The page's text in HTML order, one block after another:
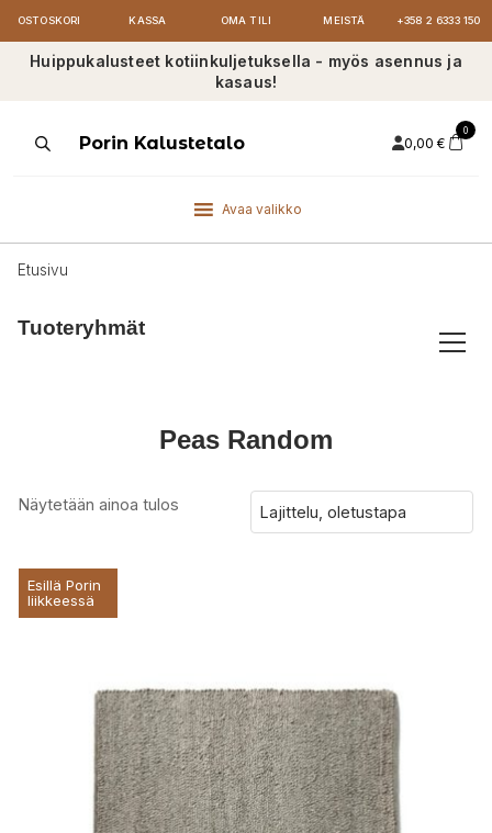
OSTOSKORI KASSA OMA TILI MEISTÄ +358 2 6333 150
Huippukalusteet kotiinkuljetuksella - myös asennus ja
kasaus!
ProductsPorin Kalustetalo 0,00 €
0
Avaa valikko
Etusivu
Tuoteryhmät
Peas Random
Näytetään ainoa tulos
Esillä Porin
liikkeessä